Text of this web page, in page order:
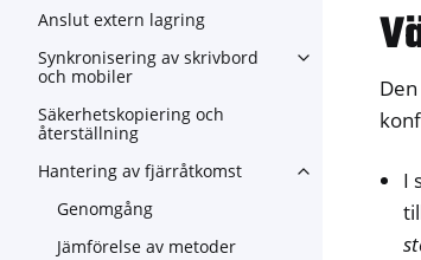
Anslut extern lagring
Synkronisering av skrivbord
och mobiler
Toggle
Säkerhetskopiering och
återställning
Hantering av fjärråtkomst
Toggle
Genomgång
Jämförelse av metoder
I